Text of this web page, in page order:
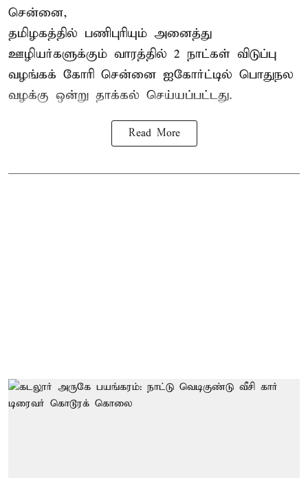
சென்னை,
தமிழகத்தில் பணிபுரியும் அனைத்து
ஊழியர்களுக்கும் வாரத்தில் 2 நாட்கள் விடுப்பு
வழங்கக் கோரி சென்னை ஐகோர்ட்டில் பொதுநல
வழக்கு ஒன்று தாக்கல் செய்யப்பட்டது.
Read More